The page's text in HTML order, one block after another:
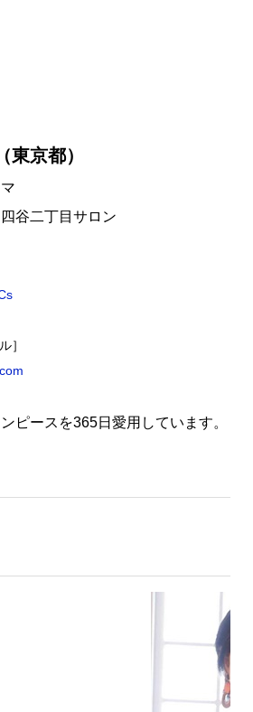
京都）
谷二丁目サロン
］
ピースを365日愛用しています。